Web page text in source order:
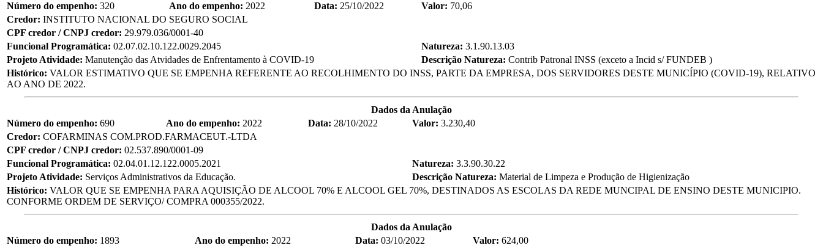
Número do empenho: 320 Ano do empenho: 2022 Data: 25/10/2022 Valor: 70,06
Credor: INSTITUTO NACIONAL DO SEGURO SOCIAL
CPF credor / CNPJ credor: 29.979.036/0001-40
Funcional Programática: 02.07.02.10.122.0029.2045 Natureza: 3.1.90.13.03
Projeto Atividade: Manutenção das Atvidades de Enfrentamento à COVID-19 Descrição Natureza: Contrib Patronal INSS (exceto a Incid s/ FUNDEB )
Histórico: VALOR ESTIMATIVO QUE SE EMPENHA REFERENTE AO RECOLHIMENTO DO INSS, PARTE DA EMPRESA, DOS SERVIDORES DESTE MUNICÍPIO (COVID-19), RELATIVO
AO ANO DE 2022.
Dados da Anulação
Número do empenho: 690 Ano do empenho: 2022 Data: 28/10/2022 Valor: 3.230,40
Credor: COFARMINAS COM.PROD.FARMACEUT.-LTDA
CPF credor / CNPJ credor: 02.537.890/0001-09
Funcional Programática: 02.04.01.12.122.0005.2021 Natureza: 3.3.90.30.22
Projeto Atividade: Serviços Administrativos da Educação. Descrição Natureza: Material de Limpeza e Produção de Higienização
Histórico: VALOR QUE SE EMPENHA PARA AQUISIÇÃO DE ALCOOL 70% E ALCOOL GEL 70%, DESTINADOS AS ESCOLAS DA REDE MUNCIPAL DE ENSINO DESTE MUNICIPIO.
CONFORME ORDEM DE SERVIÇO/ COMPRA 000355/2022.
Dados da Anulação
Número do empenho: 1893 Ano do empenho: 2022 Data: 03/10/2022 Valor: 624,00